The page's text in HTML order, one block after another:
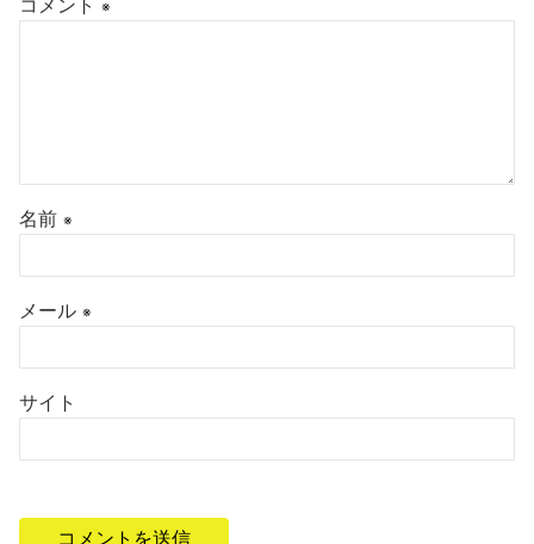
※
名前 ※
メール ※
サイト